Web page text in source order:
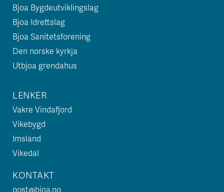
Bjoa Bygdeutviklingslag
Bjoa Idrettslag
Bjoa Sanitetsforening
Den norske kyrkja
Utbjoa grendahus
LENKER
Vakre Vindafjord
Vikebygd
Imsland
Vikedal
KONTAKT
post@bjoa.no